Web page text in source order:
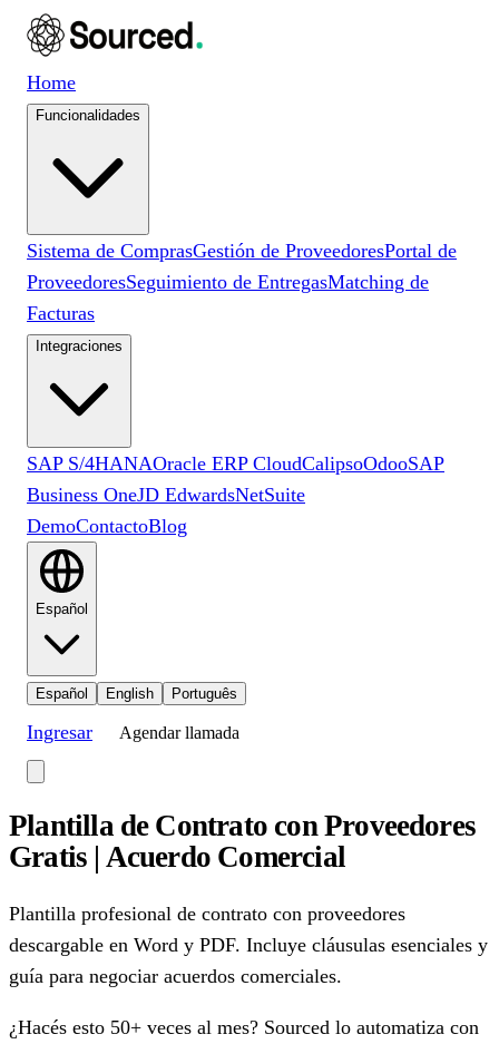
Home
Funcionalidades
Sistema de ComprasGestión de ProveedoresPortal de
ProveedoresSeguimiento de EntregasMatching de
Facturas
Integraciones
SAP S/4HANAOracle ERP CloudCalipsoOdooSAP
Business OneJD EdwardsNetSuite
DemoContactoBlog
Español
Español English Português
Ingresar Agendar llamada
Plantilla de Contrato con Proveedores
Gratis | Acuerdo Comercial
Plantilla profesional de contrato con proveedores
descargable en Word y PDF. Incluye cláusulas esenciales y
guía para negociar acuerdos comerciales.
¿Hacés esto 50+ veces al mes? Sourced lo automatiza con